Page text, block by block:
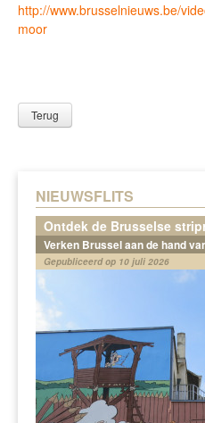
NIEUWSFLITS
Ontdek de Brusselse
Verken Brussel aan de hand
Gepubliceerd op 10 juli 2026
http://www.brusselnieuws.be/
moor
Terug